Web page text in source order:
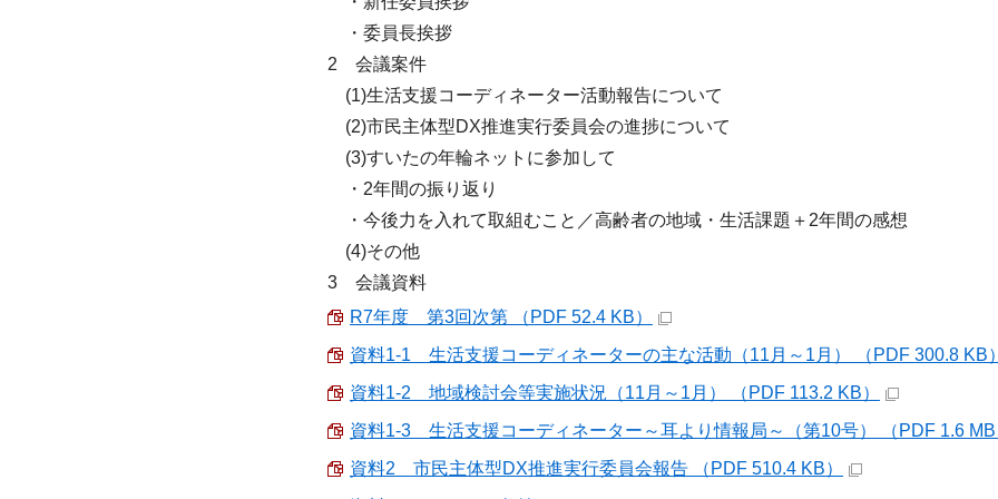
・委員長挨拶
2 会議案件
(1)生活支援コーディネーター活動報告について
(2)市民主体型DX推進実行委員会の進捗について
(3)すいたの年輪ネットに参加して
・2年間の振り返り
・今後力を入れて取組むこと／高齢者の地域・生活課題＋2年間の感想
(4)その他
3 会議資料
R7年度 第3回次第 （PDF 52.4 KB）
資料1-1 生活支援コーディネーターの主な活動（11月～1月） （PDF 300.8 KB
資料1-2 地域検討会等実施状況（11月～1月） （PDF 113.2 KB）
資料1-3 生活支援コーディネーター～耳より情報局～（第10号） （PDF 1.6
資料2 市民主体型DX推進実行委員会報告 （PDF 510.4 KB）